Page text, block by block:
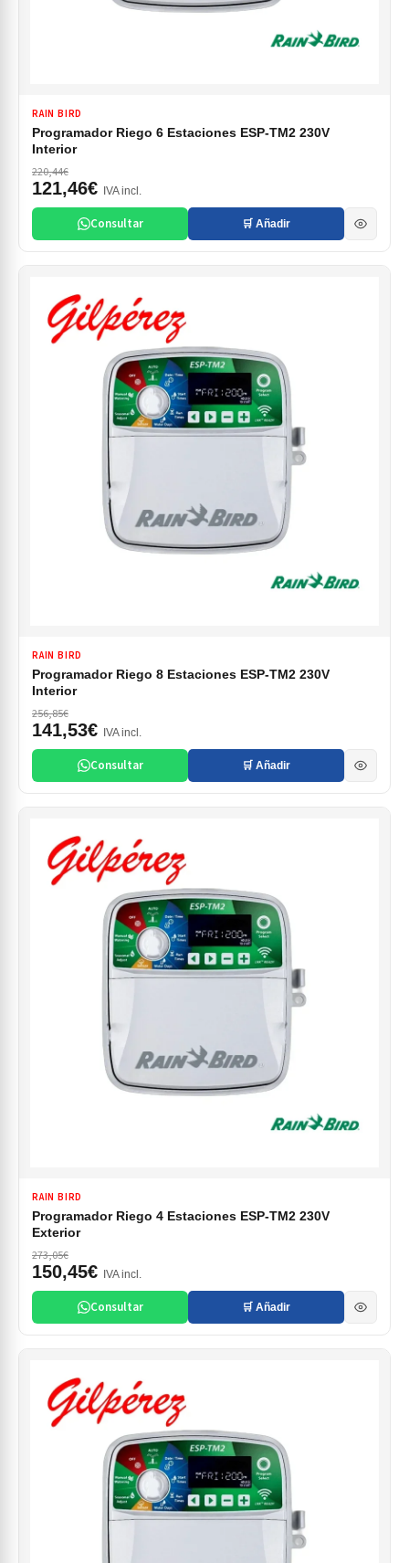
RAIN BIRD
Programador Riego 6 Estaciones ESP-TM2 230V
Interior
220,44€
121,46€ IVA incl.
Consultar 🛒 Añadir
RAIN BIRD
Programador Riego 8 Estaciones ESP-TM2 230V
Interior
256,85€
141,53€ IVA incl.
Consultar 🛒 Añadir
RAIN BIRD
Programador Riego 4 Estaciones ESP-TM2 230V
Exterior
273,05€
150,45€ IVA incl.
Consultar 🛒 Añadir